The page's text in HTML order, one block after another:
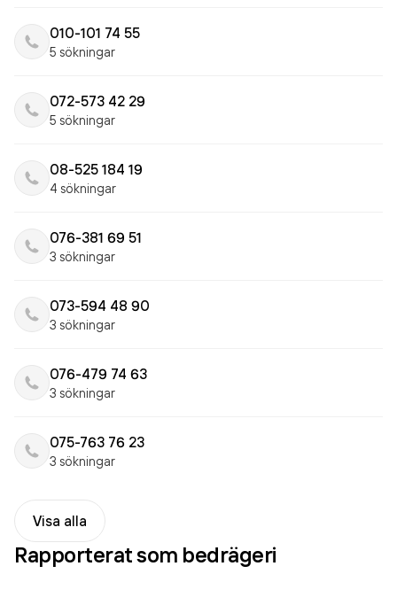
010-101 74 55
5 sökningar
072-573 42 29
5 sökningar
08-525 184 19
4 sökningar
076-381 69 51
3 sökningar
073-594 48 90
3 sökningar
076-479 74 63
3 sökningar
075-763 76 23
3 sökningar
Visa alla
Rapporterat som bedrägeri